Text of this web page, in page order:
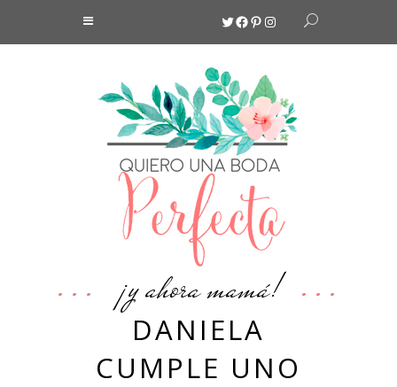
Twitter
Facebook
Pinterest
Instagram
¡y ahora mamá!
DANIELA
CUMPLE UNO